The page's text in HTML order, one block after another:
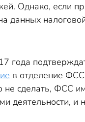
Однако, если
данных
года
в отделение
не сделать, ФСС
деятельности, и